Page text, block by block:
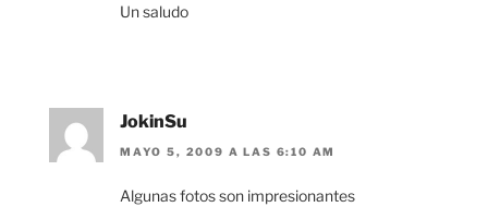
Un saludo
JokinSu
MAYO 5, 2009 A LAS 6:10 AM
Algunas fotos son impresionantes